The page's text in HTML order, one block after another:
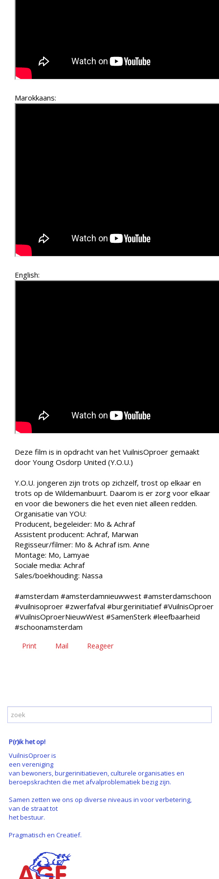
Marokkaans:
English:
Deze film is in opdracht van het VuilnisOproer gemaakt
door Young Osdorp United (Y.O.U.)
Y.O.U. jongeren zijn trots op zichzelf, trost op elkaar en
trots op de Wildemanbuurt. Daarom is er zorg voor elkaar
en voor die bewoners die het even niet alleen redden.
Organisatie van YOU:
Producent, begeleider: Mo & Achraf
Assistent producent: Achraf, Marwan
Regisseur/filmer: Mo & Achraf ism. Anne
Montage: Mo, Lamyae
Sociale media: Achraf
Sales/boekhouding: Nassa
#amsterdam #amsterdamnieuwwest #amsterdamschoon
#vuilnisoproer #zwerfafval #burgerinitiatief #VuilnisOproer
#VuilnisOproerNieuwWest #SamenSterk #leefbaarheid
#schoonamsterdam
Print Mail Reageer
P(r)ik het op!
VuilnisOproer is
een vereniging
van bewoners, burgerinitiatieven, culturele organisaties en
beroepskrachten die met afvalproblematiek bezig zijn.
Samen zetten we ons op diverse niveaus in voor verbetering,
van de straat tot
het bestuur.
Pragmatisch en Creatief.